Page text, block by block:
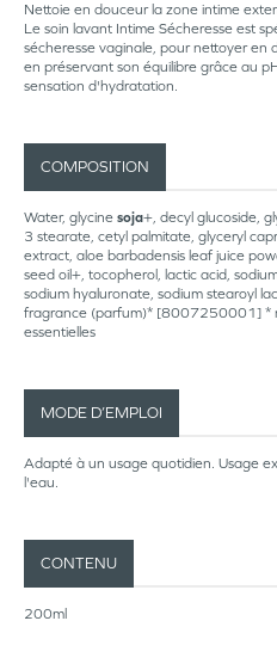
Nettoie en douceur la zone intime
Le soin lavant Intime Sécheresse est
sécheresse vaginale, pour nettoyer
en préservant son équilibre grâce au
sensation d'hydratation.
COMPOSITION
Water, glycine soja+, decyl glucoside,
3 stearate, cetyl palmitate, glyceryl
extract, aloe barbadensis leaf juice
seed oil+, tocopherol, lactic acid,
sodium hyaluronate, sodium stearoyl
fragrance (parfum)* [8007250001] *
essentielles
MODE D’EMPLOI
Adapté à un usage quotidien. Usage
l'eau.
CONTENU
200ml